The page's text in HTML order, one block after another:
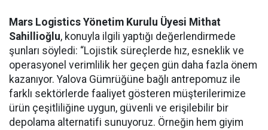
Mars Logistics Yönetim Kurulu Üyesi Mithat
Sahillioğlu, konuyla ilgili yaptığı değerlendirmede
şunları söyledi: “Lojistik süreçlerde hız, esneklik ve
operasyonel verimlilik her geçen gün daha fazla önem
kazanıyor. Yalova Gümrüğüne bağlı antrepomuz ile
farklı sektörlerde faaliyet gösteren müşterilerimize
ürün çeşitliliğine uygun, güvenli ve erişilebilir bir
depolama alternatifi sunuyoruz. Örneğin hem giyim